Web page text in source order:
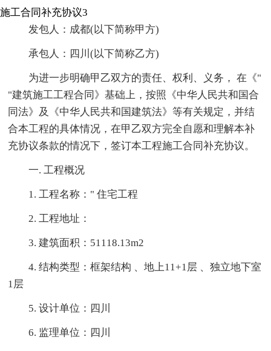
施工合同补充协议3
发包人：成都(以下简称甲方)
承包人：四川(以下简称乙方)
为进一步明确甲乙双方的责任、权利、义务， 在《"
"建筑施工工程合同》基础上，按照《中华人民共和国合
同法》及《中华人民共和国建筑法》等有关规定，并结
合本工程的具体情况，在甲乙双方完全自愿和理解本补
充协议条款的情况下，签订本工程施工合同补充协议。
一. 工程概况
1. 工程名称：" 住宅工程
2. 工程地址：
3. 建筑面积：51118.13m2
4. 结构类型：框架结构 、地上11+1层 、独立地下室
1层
5. 设计单位：四川
6. 监理单位：四川